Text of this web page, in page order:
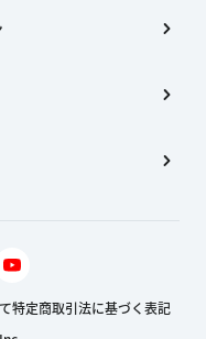
特定商取引法に基づく表記